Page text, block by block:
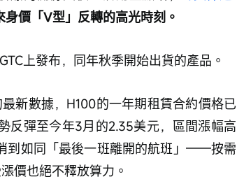
價「V型」反轉的高光時刻。
上發布，同年秋季開始出貨的產品。
新數據，H100的一年期租賃合約價格已
反彈至今年3月的2.35美元，區間漲幅高
到如同「最後一班離開的航班」——按需
價也絕不釋放算力。